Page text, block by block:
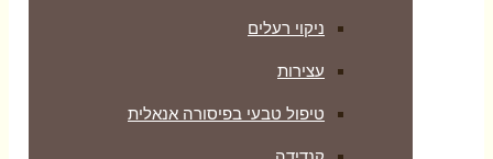
ניקוי רעלים
עצירות
טיפול טבעי בפיסורה אנאלית